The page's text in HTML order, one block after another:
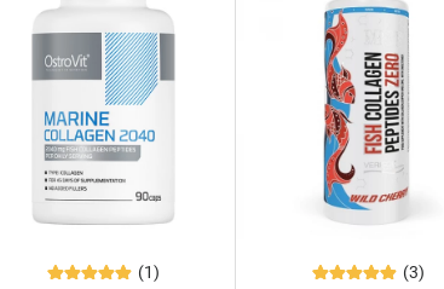
(1) (3)